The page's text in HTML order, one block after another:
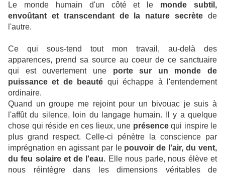
Le monde humain d'un côté et le monde subtil,
envoûtant et transcendant de la nature secrète de
l'autre.
Ce qui sous-tend tout mon travail, au-delà des
apparences, prend sa source au coeur de ce sanctuaire
qui est ouvertement uneporte sur un monde de
puissance et de beauté qui échappe à l'entendement
ordinaire.
Quand un groupe me rejoint pour un bivouac je suis à
l'affût du silence, loin du langage humain. Il y a quelque
chose qui réside en ces lieux, une présencequi inspire le
plus grand respect. Celle-ci pénètre la conscience par
imprégnation en agissant par le pouvoir de l'air, du vent,
du feu solaire et de l'eau. Elle nous parle, nous élève et
nous réintègre dans les dimensions véritables de